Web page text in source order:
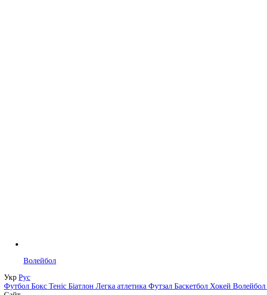
Волейбол
Укр Рус
Футбол Бокс Теніс Біатлон Легка атлетика Футзал Баскетбол Хокей Волейбол